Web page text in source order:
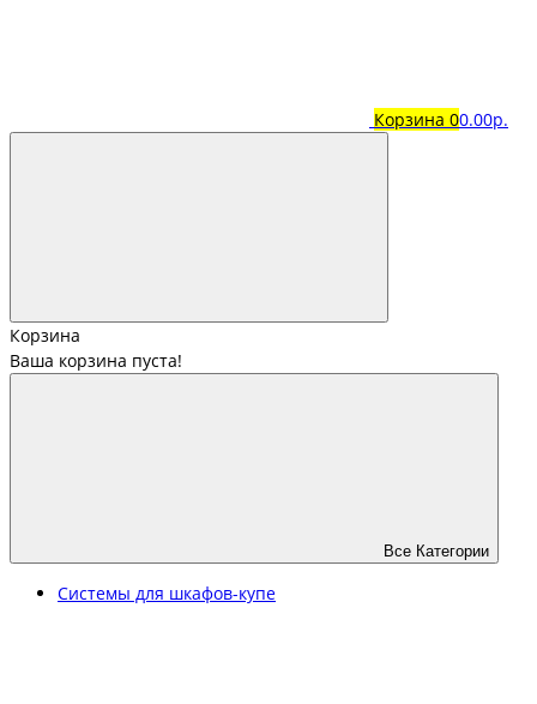
Корзина 00.00р.
Корзина
Ваша корзина пуста!
Все Категории
Системы для шкафов-купе